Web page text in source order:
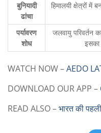
बुनियादी
ढांचा
हिमालयी क्षेत्रों
पर्यावरण
शोध
जलवायु परिवर्तन
इसका
WATCH NOW –AEDO
DOWNLOAD OUR APP –
READ ALSO –भारत की